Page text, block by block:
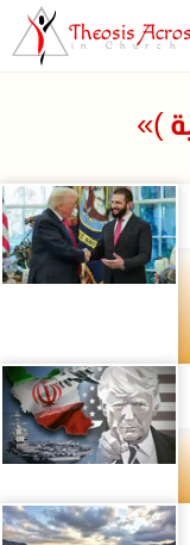
Theosis
in Church
)»